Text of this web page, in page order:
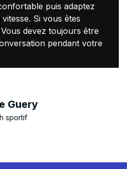
puis adaptez
Si vous êtes
devez toujours être
pendant votre
Guery
sportif